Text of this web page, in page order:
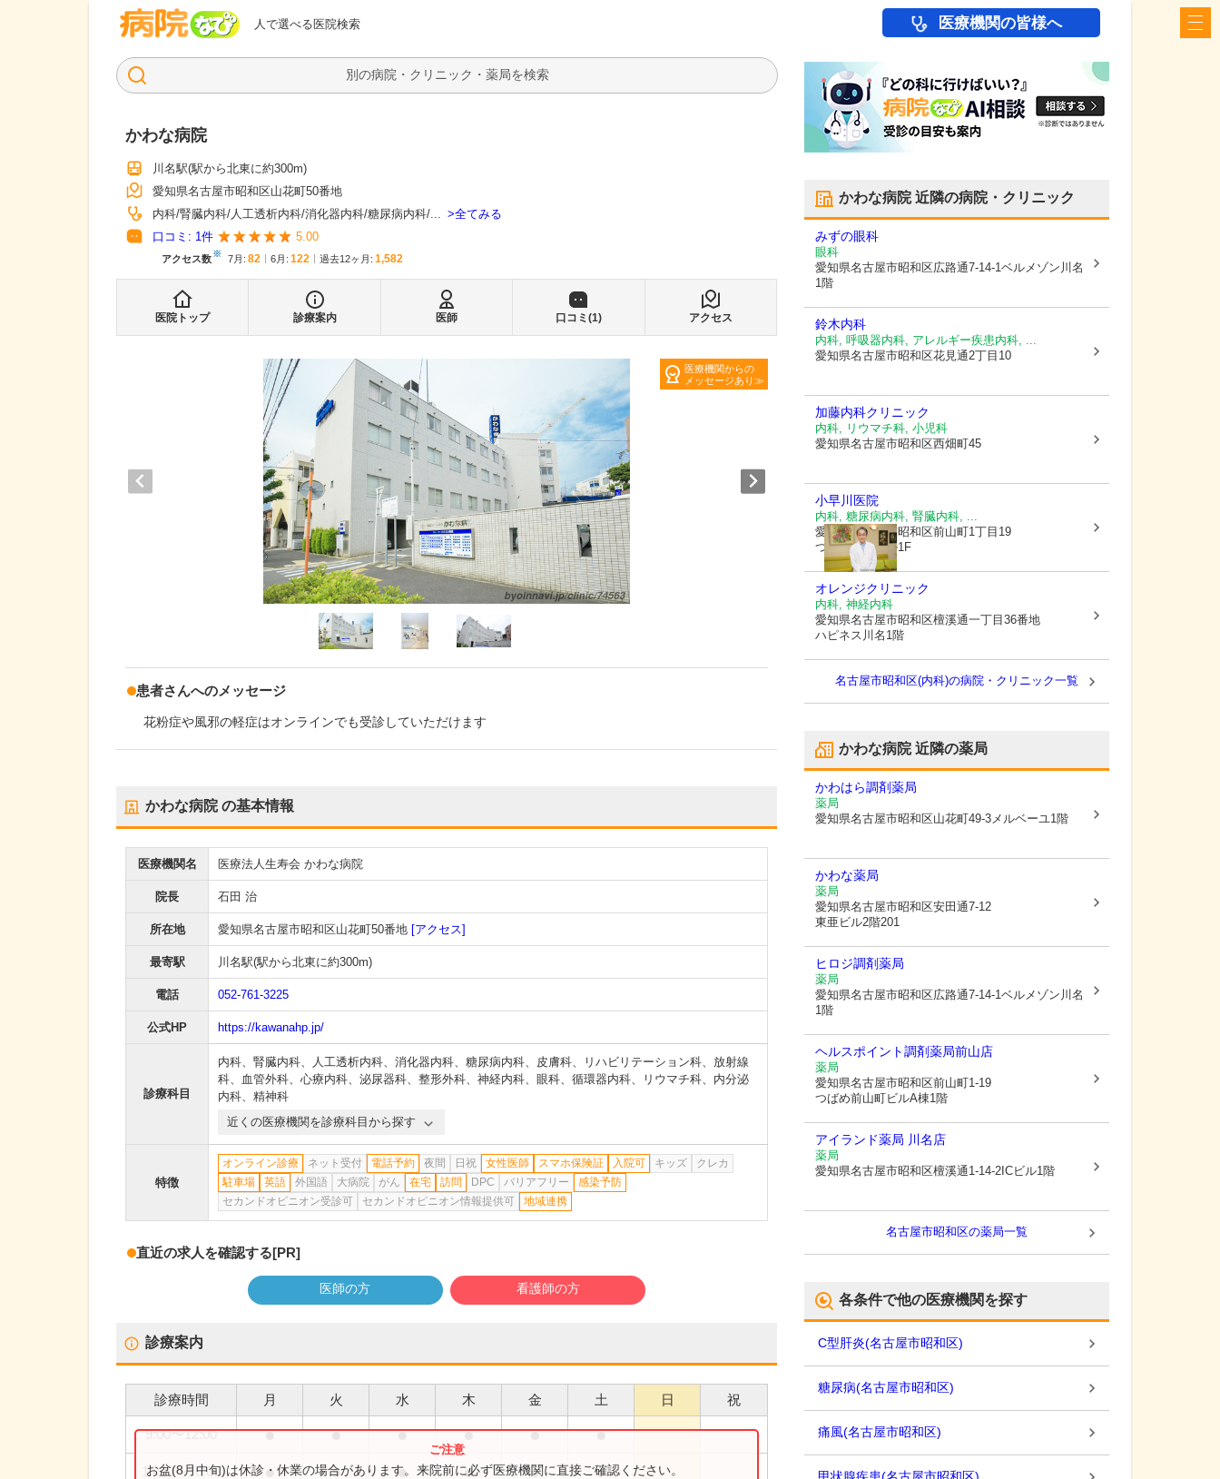
人で選べる医院検索
病院なび 医療機関の皆様へ
検索
かわな病院
川名駅(駅から北東に約300m)
愛知県名古屋市昭和区山花町50番地
内科 腎臓内科 人工透析内科 消化器内科 糖尿病内科 ...
全てみる
口コミ: 1件 5.00
アクセス数※ 7月 : 82 6月 : 122 過去12ヶ月: 1,582
医院トップ 診療案内 医師 口コミ(1) アクセス
医療機関からの
メッセージあり
患者さんへのメッセージ
花粉症や風邪の軽症はオンラインでも受診していただけます
かわな病院の基本情報
医療機関名 医療法人生寿会 かわな病院
院長 石田 治
所在地 愛知県名古屋市昭和区山花町50番地 [アクセス]
最寄駅 川名駅(駅から北東に約300m)
電話 052-761-3225
公式HP https://kawanahp.jp/
診療科目
内科、 腎臓内科、 人工透析内科、 消化器内科、 糖尿病内科、 皮膚科、 リハビリテーション科、 放射線
科、 血管外科、 心療内科、 泌尿器科、 整形外科、 神経内科、 眼科、 循環器内科、 リウマチ科、 内分泌
内科、 精神科
近くの医療機関を診療科目から探す
特徴
オンライン診療 ネット受付 電話予約 夜間 日祝 女性医師 スマホ保険証 入院可 キッズ
クレカ
駐車場
英語 外国語 大病院 がん 在宅 訪問 DPC バリアフリー
感染予防
セカンドオピニオン受診可
セカンドオピニオン情報提供可 地域連携
直近の求人を確認する[PR]
医師の方 看護師の方
診療案内
診療時間 月 火 水 木 金 土 日 祝
9:00〜12:00 ● ● ● ● ● ●
14:00〜16:00 ● ● ● ● ● ●
お盆(8月中旬)は休診・休業の場合があります。来院前に必ず医療機関に直接ご確認ください。
かわな病院近隣の病院・クリニック
みずの眼科
眼科
愛知県名古屋市昭和区広路通7-14-1ベルメゾン川名
1階
鈴木内科
内科, 呼吸器内科, アレルギー疾患内科, ...
愛知県名古屋市昭和区花見通2丁目10
加藤内科クリニック
内科, リウマチ科, 小児科
愛知県名古屋市昭和区西畑町45
小早川医院
内科, 糖尿病内科, 腎臓内科, ...
愛知県名古屋市昭和区前山町1丁目19
つばめ前山ビル1F
オレンジクリニック
内科, 神経内科
愛知県名古屋市昭和区檀溪通一丁目36番地
ハピネス川名1階
名古屋市昭和区(内科)の病院・クリニック一覧
かわな病院近隣の薬局
かわはら調剤薬局
薬局
愛知県名古屋市昭和区山花町49-3メルベーユ1階
かわな薬局
薬局
愛知県名古屋市昭和区安田通7-12
東亜ビル2階201
ヒロジ調剤薬局
薬局
愛知県名古屋市昭和区広路通7-14-1ベルメゾン川名
1階
ヘルスポイント調剤薬局前山店
薬局
愛知県名古屋市昭和区前山町1-19
つばめ前山町ビルA棟1階
アイランド薬局 川名店
薬局
愛知県名古屋市昭和区檀溪通1-14-2ICビル1階
名古屋市昭和区の薬局一覧
各条件で他の医療機関を探す
C型肝炎(名古屋市昭和区)
糖尿病(名古屋市昭和区)
痛風(名古屋市昭和区)